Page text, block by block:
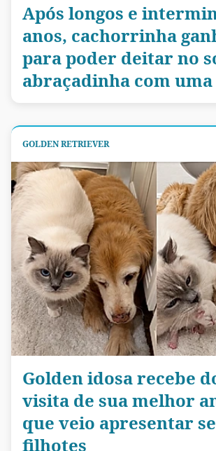
Após longos e
anos, cachorrinha
para poder deitar no
abraçadinha com
GOLDEN RETRIEVER
Golden idosa recebe
visita de sua melhor
que veio apresentar
filhotes